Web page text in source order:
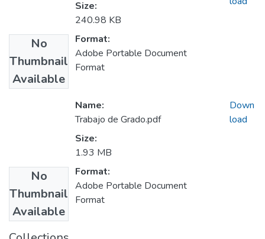
No
Thumbnail
Available
Size:
240.98 KB
Format:
Adobe Portable Document
Format
No
Thumbnail
Available
Name:
Trabajo de Grado.pdf
Size:
1.93 MB
Format:
Adobe Portable Document
Format
Down
load